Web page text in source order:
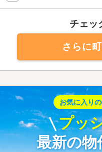
チェッ
さらに
お気に入り
プッ
最新の物